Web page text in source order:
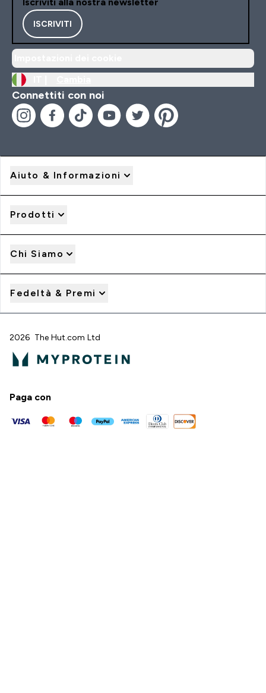
ISCRIVITI
Connettiti con noi
Aiuto & Informazioni
Prodotti
Chi Siamo
Fedeltà & Premi
2026 The Hut.com Ltd
Paga con